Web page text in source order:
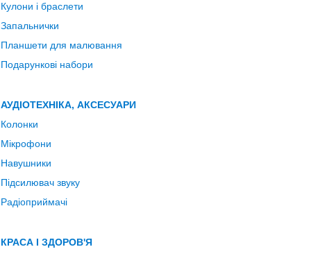
Кулони і браслети
Запальнички
Планшети для малювання
Подарункові набори
АУДІОТЕХНІКА, АКСЕСУАРИ
Колонки
Мікрофони
Навушники
Підсилювач звуку
Радіоприймачі
КРАСА І ЗДОРОВ'Я